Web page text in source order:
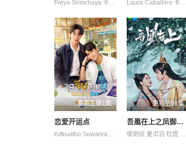
Freya·Sirinchaya 卡黎莎·素帕琳格特 哈莉特·阿芮娅·玛格拉 塔那帕特·卡维拉 娜琳迪帕·莎功昂格派 拉提帕·隆沃那潘 朋拉维·凯普拉帕功 查卡蒙·瑟颂维塔亚 Laura·Caballero 卡洛斯·阿雷塞斯
更新至第1集
恋爱开运点
更新至06集
吾凰在上之凤御四方